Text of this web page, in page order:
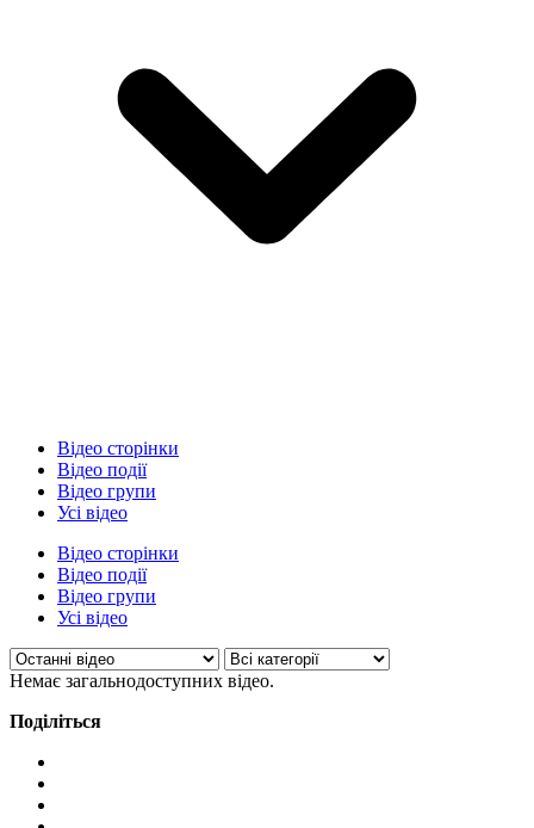
Відео сторінки
Відео події
Відео групи
Усі відео
Відео сторінки
Відео події
Відео групи
Усі відео
Немає загальнодоступних відео.
Поділіться